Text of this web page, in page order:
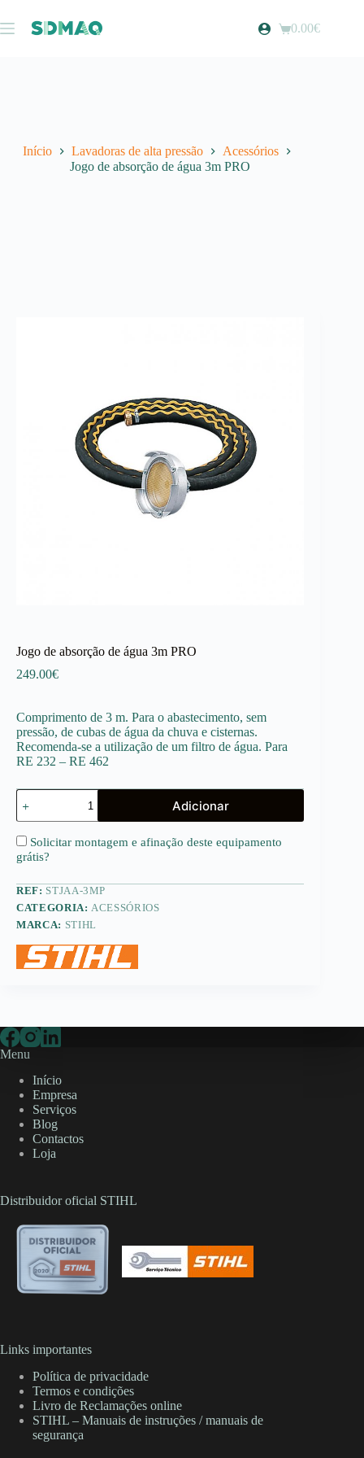
para
o
Carrinho
0.00€
Início Lavadoras de alta pressão
Acessórios
Jogo de absorção de água 3m PRO
Jogo de absorção de água 3m PRO
249.00€
Comprimento de 3 m. Para o abastecimento, sem
pressão, de cubas de água da chuva e cisternas.
Recomenda-se a utilização de um filtro de água. Para
RE 232 – RE 462
Quantidade
de
Jogo
de
absorção
de
3m
PRO
Adicionar
Solicitar montagem e afinação deste equipamento
grátis?
REF: STJAA-3MP
CATEGORIA:ACESSÓRIOS
MARCA: STIHL
Menu
Início
Empresa
Serviços
Blog
Contactos
Loja
Distribuidor oficial STIHL
Links importantes
Política de privacidade
Termos e condições
Livro de Reclamações online
STIHL – Manuais de instruções / manuais de
segurança